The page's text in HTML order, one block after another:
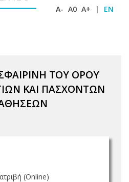
A- A0 A+ | EN
ΤΟΥ ΟΡΟΥ
ΚΑΙ ΠΑΣΧΟΝΤΩΝ
(Online)